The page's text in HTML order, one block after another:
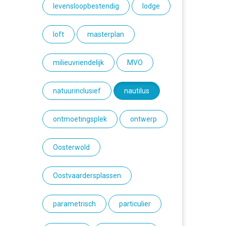
levensloopbestendig lodge
loft masterplan
milieuvriendelijk MVO
natuurinclusief nautilus
ontmoetingsplek ontwerp
Oosterwold
Oostvaardersplassen
parametrisch particulier